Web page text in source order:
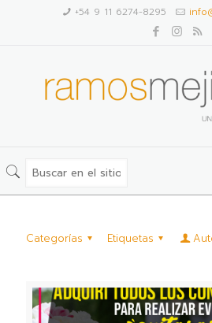
+54 9 11 6274-8295
Categorías Etiquetas